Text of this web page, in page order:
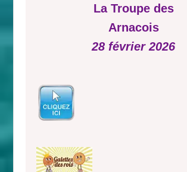
La Troupe des
Arnacois
28 février 2026